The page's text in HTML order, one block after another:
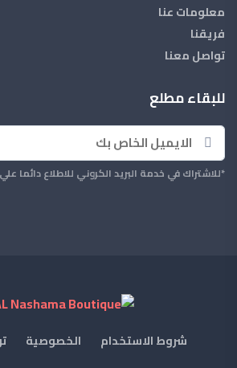
معلومات عنا
فريقنا
تواصل معنا
للبقاء مطلع
*للاشتراك في خدمة البريد الكروني للاطلاع دائما
شروط الاستخدام الخصوصية